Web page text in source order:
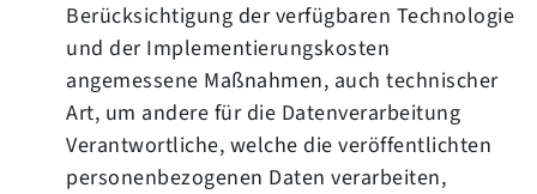
Berücksichtigung der verfügbaren Technologie
und der Implementierungskosten
angemessene Maßnahmen, auch technischer
Art, um andere für die Datenverarbeitung
Verantwortliche, welche die veröffentlichten
personenbezogenen Daten verarbeiten,